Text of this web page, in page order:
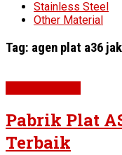
Stainless Steel
Other Material
Tag: agen plat a36
Pabrik Plat
Terbaik